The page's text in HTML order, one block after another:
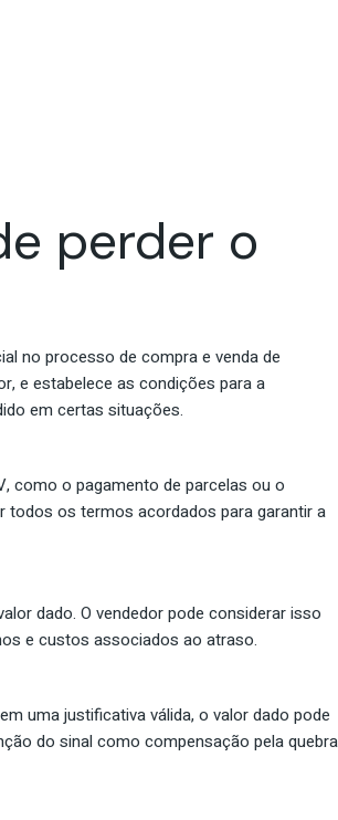
perder o
no processo de compra e venda de
e estabelece as condições para a
em certas situações.
como o pagamento de parcelas ou o
todos os termos acordados para garantir a
dado. O vendedor pode considerar isso
e custos associados ao atraso.
uma justificativa válida, o valor dado pode
do sinal como compensação pela quebra